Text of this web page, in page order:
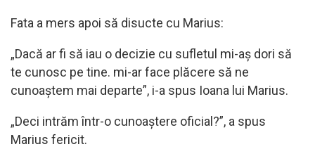
Fata a mers apoi să disucte cu Marius:
„Dacă ar fi să iau o decizie cu sufletul mi-aș dori să
te cunosc pe tine. mi-ar face plăcere să ne
cunoaștem mai departe”, i-a spus Ioana lui Marius.
„Deci intrăm într-o cunoaștere oficial?”, a spus
Marius fericit.